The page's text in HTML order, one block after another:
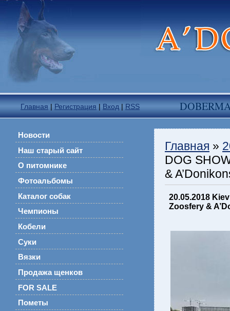
Главная | Регистрация | Вход | RSS
Новости
Наш старый сайт
О питомнике
Фотоальбомы
Каталог собак
Чемпионы
Кобели
Суки
Вязки
Продажа щенков
FOR SALE
Пометы
Главная »
DOG
&
20.05.2018
Zoosfery &